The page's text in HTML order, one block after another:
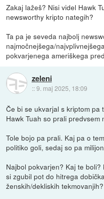
Zakaj lažeš? Nisi videl Hawk
newsworthy kripto nategih?
Ta pa je seveda najbolj
najmočnejšega/
pokvarjenega ameriškega
zeleni
::9. maj 2025, 18:09
Če bi se ukvarjal s kriptom
Hawk Tuah so prali predvsem
Tole bojo pa prali. Kaj pa o
politiko goli, sedaj so pa
Najbol pokvarjen? Kaj te
si zgubil pot do hitrega
ženskih/dekliskih tekmovanjih?